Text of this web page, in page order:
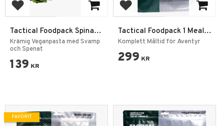
Lägg till i favoriter
Tactical Foodpack Spinach
Mushroom Pasta
Krämig Veganpasta med Svamp
och Spenat
139 KR
Lägg till i favoriter
Tactical Foodpack 1 Meal
Ration Delta
Komplett Måltid för Äventyr
299 KR
FAVORIT